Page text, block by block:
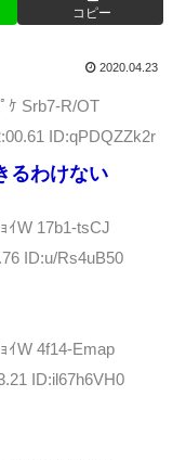
コピー
2020.04.23
ｹ Srb7-R/OT
ID:qPDQZZk2r
るわけない
ｲW 17b1-tsCJ
ID:u/Rs4uB50
ｲW 4f14-Emap
ID:il67h6VH0